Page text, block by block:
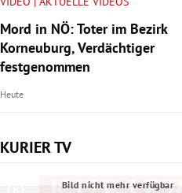
Mord in NÖ: Toter im Bezirk
Korneuburg, Verdächtiger
festgenommen
Heute
KURIER TV
Slide 1 von 6
Bild nicht mehr verfügbar